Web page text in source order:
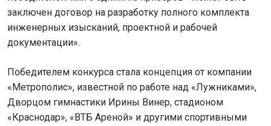
заключен договор на разработку полного комплекта
инженерных изысканий, проектной и рабочей
документации».
Победителем конкурса стала концепция от компании
«Метрополис», известной по работе над «Лужниками»,
Дворцом гимнастики Ирины Винер, стадионом
«Краснодар», «ВТБ Ареной» и другими спортивными